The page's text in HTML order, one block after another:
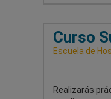
Curso
Escuela de
Realizarás